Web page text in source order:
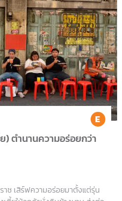
) ตำนานความอร่อยกว่า
าช เสิร์ฟความอร่อยมาตั้งแต่รุ่น